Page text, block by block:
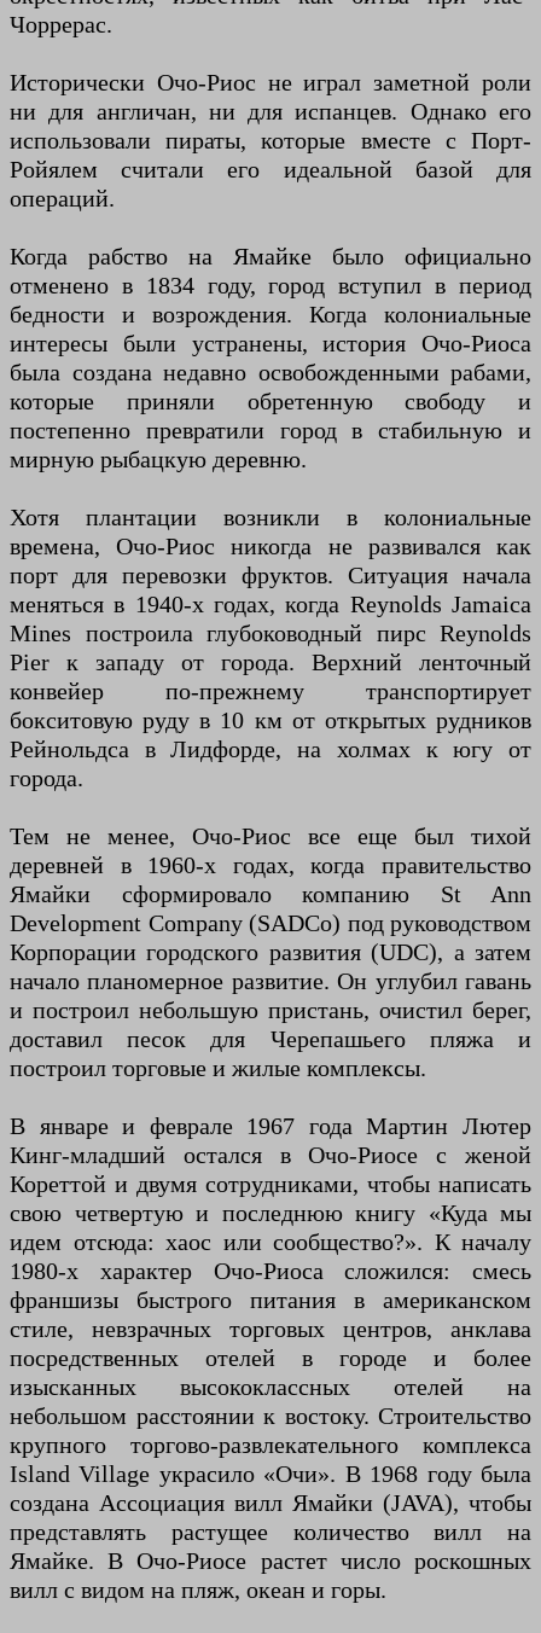
Чоррерас.
Исторически Очо-Риос не играл заметной роли
ни для англичан, ни для испанцев. Однако его
использовали пираты, которые вместе с Порт-
Ройялем считали его идеальной базой для
операций.
Когда рабство на Ямайке было официально
отменено в 1834 году, город вступил в период
бедности и возрождения. Когда колониальные
интересы были устранены, история Очо-Риоса
была создана недавно освобожденными рабами,
которые приняли обретенную свободу и
постепенно превратили город в стабильную и
мирную рыбацкую деревню.
Хотя плантации возникли в колониальные
времена, Очо-Риос никогда не развивался как
порт для перевозки фруктов. Ситуация начала
меняться в 1940-х годах, когда Reynolds Jamaica
Mines построила глубоководный пирс Reynolds
Pier к западу от города. Верхний ленточный
конвейер по-прежнему транспортирует
бокситовую руду в 10 км от открытых рудников
Рейнольдса в Лидфорде, на холмах к югу от
города.
Тем не менее, Очо-Риос все еще был тихой
деревней в 1960-х годах, когда правительство
Ямайки сформировало компанию St Ann
Development Company (SADCo) под руководством
Корпорации городского развития (UDC), а затем
начало планомерное развитие. Он углубил гавань
и построил небольшую пристань, очистил берег,
доставил песок для Черепашьего пляжа и
построил торговые и жилые комплексы.
В январе и феврале 1967 года Мартин Лютер
Кинг-младший остался в Очо-Риосе с женой
Кореттой и двумя сотрудниками, чтобы написать
свою четвертую и последнюю книгу «Куда мы
идем отсюда: хаос или сообщество?». К началу
1980-х характер Очо-Риоса сложился: смесь
франшизы быстрого питания в американском
стиле, невзрачных торговых центров, анклава
посредственных отелей в городе и более
изысканных высококлассных отелей на
небольшом расстоянии к востоку. Строительство
крупного торгово-развлекательного комплекса
Island Village украсило «Очи». В 1968 году была
создана Ассоциация вилл Ямайки (JAVA), чтобы
представлять растущее количество вилл на
Ямайке. В Очо-Риосе растет число роскошных
вилл с видом на пляж, океан и горы.